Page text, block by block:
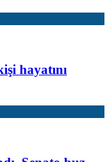
hayatını